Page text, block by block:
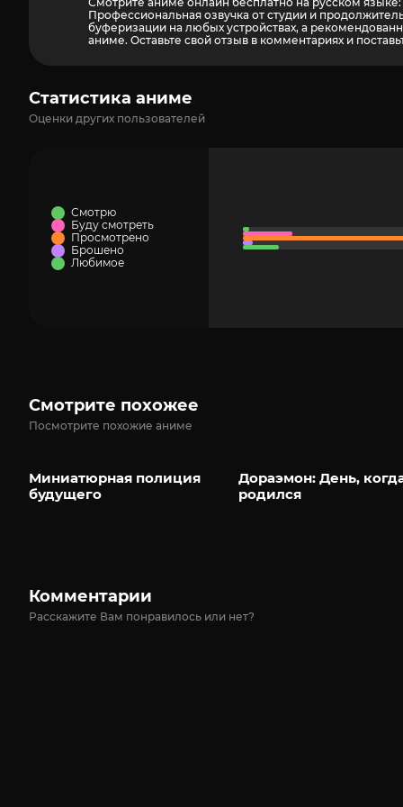
Профессиональная озвучка от студии и
буферизации на любых устройствах, а
аниме. Оставьте свой отзыв в комментариях и
Статистика аниме
Оценки других пользователей
Смотрю
Буду смотреть
Просмотрено
Брошено
Любимое
Смотрите похожее
Посмотрите похожие аниме
Миниатюрная полиция
будущего
Дораэмон: День,
родился
Комментарии
Расскажите Вам понравилось или нет?